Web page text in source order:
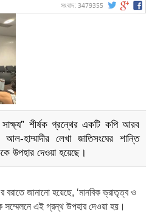
সংবাদ: 3479355
সাক্ষ্য” শীর্ষক গ্রন্থের একটি কপি আরব
হাম্মাদীর লেখা জাতিসংঘের শান্তি
উপহার দেওয়া হয়েছে।
বরাতে জানানো হয়েছে, ‘মানবিক ভ্রাতৃত্ব ও
সম্মেলনে এই গ্রন্থ উপহার দেওয়া হয়।